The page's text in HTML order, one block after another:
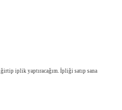
iplik yaptıracağım. İpliği satıp sana